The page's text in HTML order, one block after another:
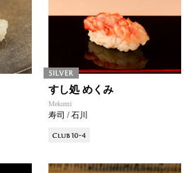
すし処 めくみ
Mekumi
寿司 / 石川